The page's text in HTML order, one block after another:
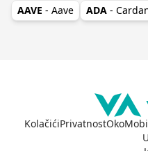
AAVE - Aave ADA -
KolačićiPrivatnostOko